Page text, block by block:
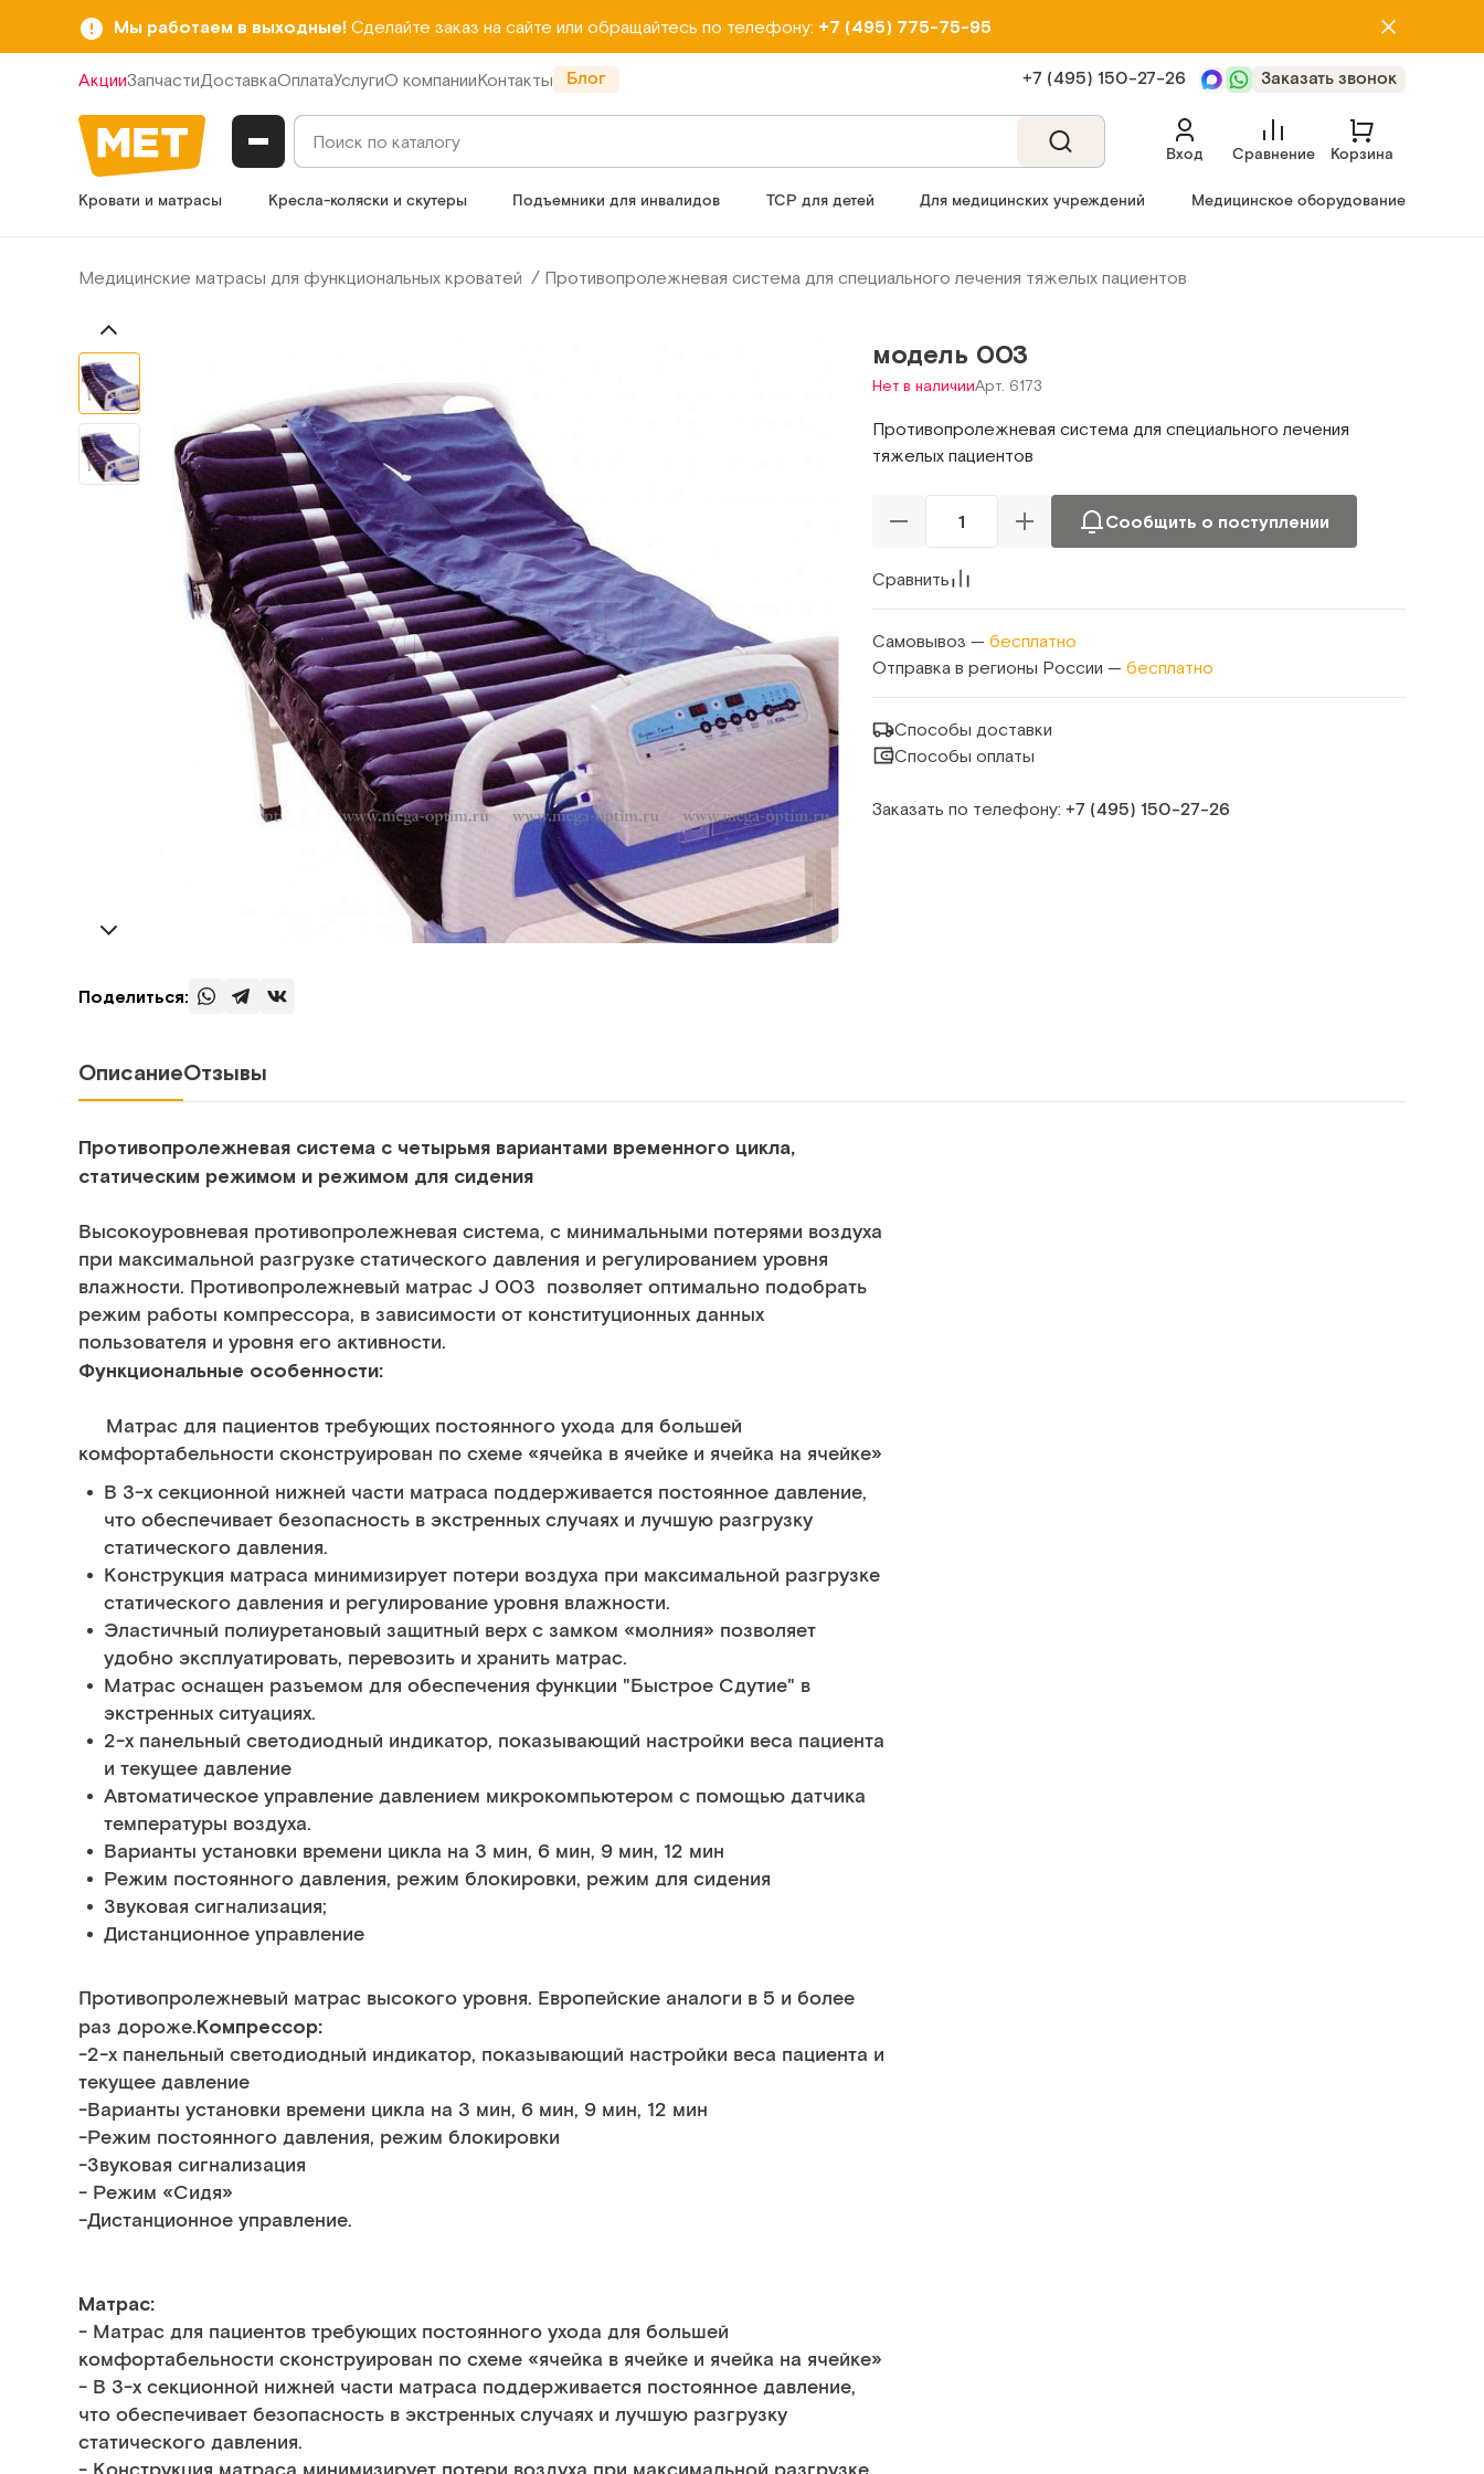
Мы работаем в выходные! Сделайте заказ на сайте или обращайтесь по телефону: +7 (495) 775-75-95
АкцииЗапчастиДоставкаОплатаУслугиО компанииКонтакты Блог +7 (495) 150‑27‑26 Заказать звонок
Вход Сравнение Корзина
Кровати и матрасы Кресла-коляски и скутеры Подъемники для инвалидов ТСР для детей Для медицинских учреждений Медицинское оборудование
Медицинские матрасы для функциональных кроватей Противопролежневая система для специального лечения тяжелых пациентов
Поделиться:
модель 003
Нет в наличииАрт. 6173
Противопролежневая система для специального лечения
тяжелых пациентов
Сообщить о поступлении
Сравнить
Самовывоз — бесплатно
Отправка в регионы России — бесплатно
Способы доставки
Способы оплаты
Заказать по телефону: +7 (495) 150‑27‑26
ОписаниеОтзывы
Противопролежневая система с четырьмя вариантами временного цикла,
статическим режимом и режимом для сидения
Высокоуровневая противопролежневая система, с минимальными потерями воздуха
при максимальной разгрузке статического давления и регулированием уровня
влажности. Противопролежневый матрас J 003 позволяет оптимально подобрать
режим работы компрессора, в зависимости от конституционных данных
пользователя и уровня его активности.
Функциональные особенности:
Матрас для пациентов требующих постоянного ухода для большей
комфортабельности сконструирован по схеме «ячейка в ячейке и ячейка на ячейке»
В 3-х секционной нижней части матраса поддерживается постоянное давление,
что обеспечивает безопасность в экстренных случаях и лучшую разгрузку
статического давления.
Конструкция матраса минимизирует потери воздуха при максимальной разгрузке
статического давления и регулирование уровня влажности.
Эластичный полиуретановый защитный верх с замком «молния» позволяет
удобно эксплуатировать, перевозить и хранить матрас.
Матрас оснащен разъемом для обеспечения функции "Быстрое Сдутие" в
экстренных ситуациях.
2-х панельный светодиодный индикатор, показывающий настройки веса пациента
и текущее давление
Автоматическое управление давлением микрокомпьютером с помощью датчика
температуры воздуха.
Варианты установки времени цикла на 3 мин, 6 мин, 9 мин, 12 мин
Режим постоянного давления, режим блокировки, режим для сидения
Звуковая сигнализация;
Дистанционное управление
Противопролежневый матрас высокого уровня. Европейские аналоги в 5 и более
раз дороже.Компрессор:
-2-х панельный светодиодный индикатор, показывающий настройки веса пациента и
текущее давление
-Варианты установки времени цикла на 3 мин, 6 мин, 9 мин, 12 мин
-Режим постоянного давления, режим блокировки
-Звуковая сигнализация
- Режим «Сидя»
-Дистанционное управление.
Матрас:
- Матрас для пациентов требующих постоянного ухода для большей
комфортабельности сконструирован по схеме «ячейка в ячейке и ячейка на ячейке»
- В 3-х секционной нижней части матраса поддерживается постоянное давление,
что обеспечивает безопасность в экстренных случаях и лучшую разгрузку
статического давления.